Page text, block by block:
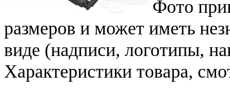
Фото
размеров и может иметь
виде (надписи, логотипы,
Характеристики товара,